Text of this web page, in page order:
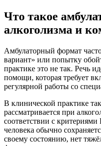
Что такое
алкоголизма и
Амбулаторный формат
вариант» или попытку
практике это не так. Речь
помощи, которая требует
регулярной работы со
В клинической практике
рассматривается при
соответствии с
человека обычно
своему состоянию, нет